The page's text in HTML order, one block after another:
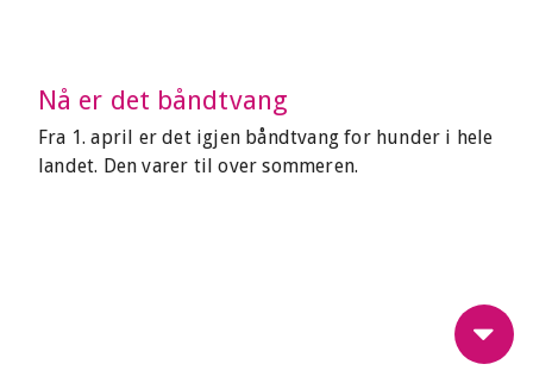
Nå er det båndtvang
Fra 1. april er det igjen båndtvang for hunder i hele
landet. Den varer til over sommeren.